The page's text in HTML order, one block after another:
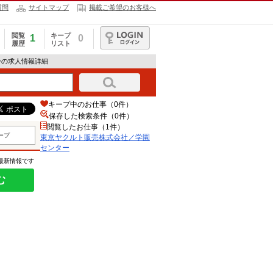
問 サイトマップ 掲載ご希望のお客様へ
閲覧
履歴
1
キープ
リスト
0
ログイン
求人情報詳細
プ
新情報です
キープ中のお仕事（0件）
保存した検索条件（0件）
閲覧したお仕事（1件）
東京ヤクルト販売株式会社／学園
センター